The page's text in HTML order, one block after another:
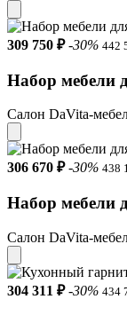
309 750 ₽ -30% 442
Набор мебели
Салон DaVita-
306 670 ₽ -30% 438
Набор мебели
Салон DaVita-
304 311 ₽ -30% 434